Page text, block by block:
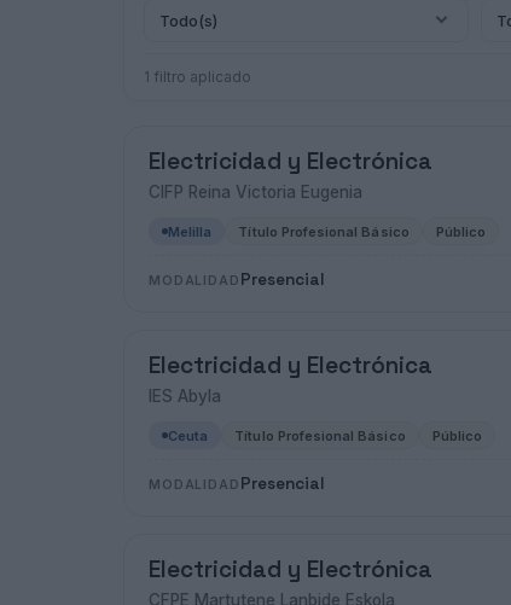
Todo(s)
1 filtro aplicado
Electricidad y Electrónica
CIFP Reina Victoria Eugenia
Melilla Título Profesional Básico Público
MODALIDAD Presencial
Electricidad y Electrónica
IES Abyla
Ceuta Título Profesional Básico Público
MODALIDAD Presencial
Electricidad y Electrónica
CFPE Martutene Lanbide Eskola